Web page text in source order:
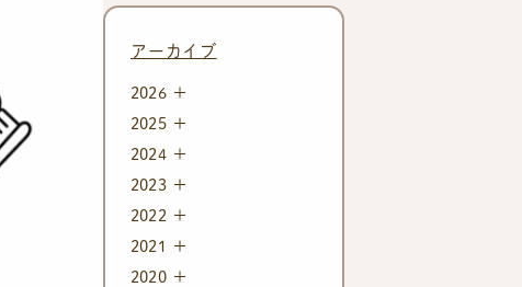
アーカイブ
2026
2025
2024
2023
2022
2021
2020